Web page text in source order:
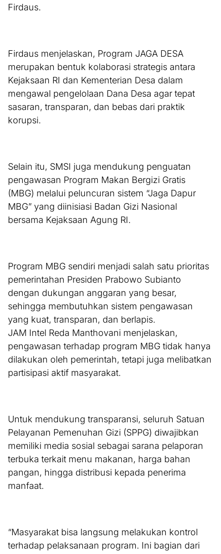
Firdaus.
Firdaus menjelaskan, Program JAGA DESA
merupakan bentuk kolaborasi strategis antara
Kejaksaan RI dan Kementerian Desa dalam
mengawal pengelolaan Dana Desa agar tepat
sasaran, transparan, dan bebas dari praktik
korupsi.
Selain itu, SMSI juga mendukung penguatan
pengawasan Program Makan Bergizi Gratis
(MBG) melalui peluncuran sistem “Jaga Dapur
MBG” yang diinisiasi Badan Gizi Nasional
bersama Kejaksaan Agung RI.
Program MBG sendiri menjadi salah satu prioritas
pemerintahan Presiden Prabowo Subianto
dengan dukungan anggaran yang besar,
sehingga membutuhkan sistem pengawasan
yang kuat, transparan, dan berlapis.
JAM Intel Reda Manthovani menjelaskan,
pengawasan terhadap program MBG tidak hanya
dilakukan oleh pemerintah, tetapi juga melibatkan
partisipasi aktif masyarakat.
Untuk mendukung transparansi, seluruh Satuan
Pelayanan Pemenuhan Gizi (SPPG) diwajibkan
memiliki media sosial sebagai sarana pelaporan
terbuka terkait menu makanan, harga bahan
pangan, hingga distribusi kepada penerima
manfaat.
“Masyarakat bisa langsung melakukan kontrol
terhadap pelaksanaan program. Ini bagian dari